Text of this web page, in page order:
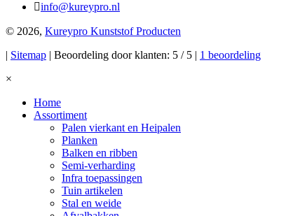
info@kureypro.nl
© 2026, Kureypro Kunststof Producten
| Sitemap | Beoordeling door klanten: 5 / 5 | 1 beoordeling
×
Home
Assortiment
Palen vierkant en Heipalen
Planken
Balken en ribben
Semi-verharding
Infra toepassingen
Tuin artikelen
Stal en weide